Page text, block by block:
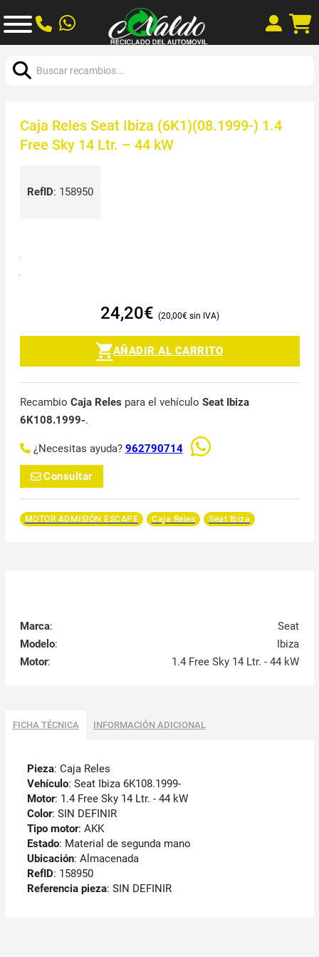
Caja Reles Seat Ibiza (6K1)(08.1999-) 1.4
Free Sky 14 Ltr. – 44 kW
RefID: 158950
24,20€ 20,00€
AÑADIR AL CARRITO
Recambio Caja Reles para el vehículo Seat Ibiza
6K108.1999-.
¿Necesitas ayuda? 962790714
Consultar
MOTOR ADMISIÓN ESCAPE Caja Reles Seat Ibiza
Marca:
Seat
Modelo:
Ibiza
Motor: 1.4 Free Sky 14 Ltr. - 44 kW
FICHA TÉCNICA INFORMACIÓN ADICIONAL
Pieza: Caja Reles
Vehículo: Seat Ibiza 6K108.1999-
Motor: 1.4 Free Sky 14 Ltr. - 44 kW
Color: SIN DEFINIR
Tipo motor: AKK
Estado: Material de segunda mano
Ubicación: Almacenada
RefID: 158950
Referencia pieza: SIN DEFINIR